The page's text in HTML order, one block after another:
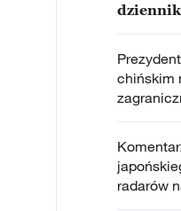
chińskim
radarów